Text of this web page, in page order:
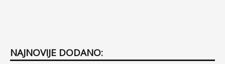
NAJNOVIJE DODANO: